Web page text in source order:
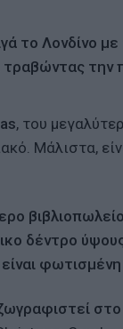
το Λονδίνο
, του
Μάλιστα,
δέντρο
είναι